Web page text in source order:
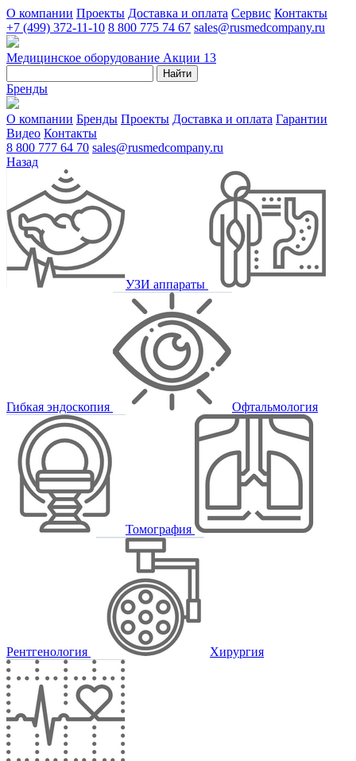
О компании Проекты Доставка и оплата Сервис Контакты
+7 (499) 372-11-10 8 800 775 74 67 sales@rusmedcompany.ru
Медицинское оборудование Акции 13
Найти
Бренды
О компании Бренды Проекты Доставка и оплата Гарантии
Видео Контакты
8 800 777 64 70 sales@rusmedcompany.ru
Назад
УЗИ аппараты
Гибкая эндоскопия Офтальмология
Томография
Рентгенология Хирургия